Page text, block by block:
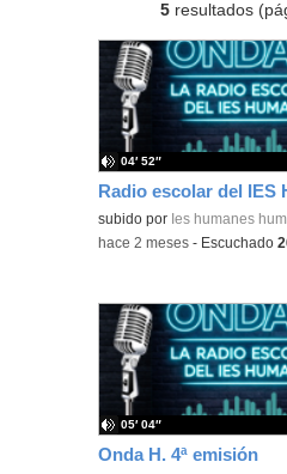
5 resultados
Radio escolar del IES
subido por Ies humanes
04′ 52″
-hace 2 meses - Escuchado
Onda H. 4ª emisión
05′ 04″